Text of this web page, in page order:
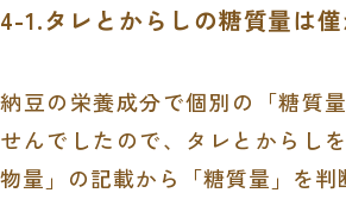
4-1.タレとからしの糖質量は
納豆の栄養成分で個別の「糖質
せんでしたので、タレとからし
物量」の記載から「糖質量」を判